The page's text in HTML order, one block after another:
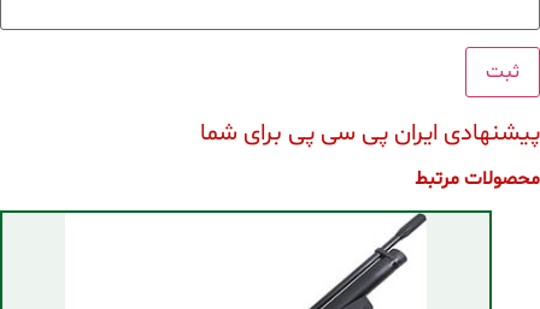
پیشنهادی ایران پی سی پی برای شما
محصولات مرتبط